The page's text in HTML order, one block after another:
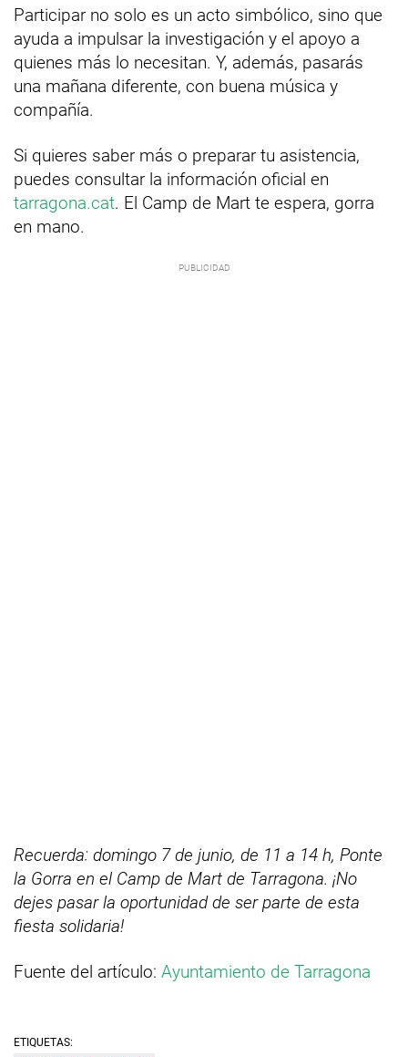
Participar no solo es un acto simbólico, sino que
ayuda a impulsar la investigación y el apoyo a
quienes más lo necesitan. Y, además, pasarás
una mañana diferente, con buena música y
compañía.
Si quieres saber más o preparar tu asistencia,
puedes consultar la información oficial en
tarragona.cat. El Camp de Mart te espera, gorra
en mano.
Recuerda: domingo 7 de junio, de 11 a 14 h, Ponte
la Gorra en el Camp de Mart de Tarragona. ¡No
dejes pasar la oportunidad de ser parte de esta
fiesta solidaria!
Fuente del artículo: Ayuntamiento de Tarragona
ETIQUETAS: